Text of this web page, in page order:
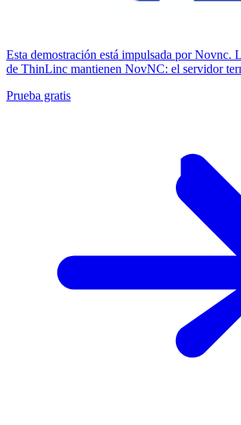
Esta demostración está impulsada por Novnc.
de ThinLinc mantienen NovNC: el servidor
Prueba gratis